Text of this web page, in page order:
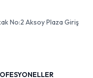
No:2 Aksoy Plaza Giriş